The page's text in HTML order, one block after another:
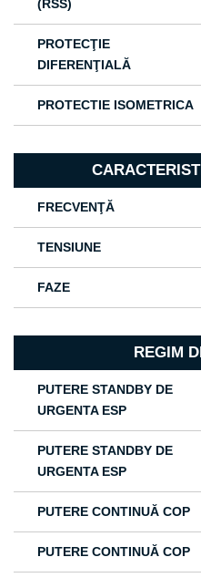
(RSS)
PROTECŢIE
DIFERENŢIALĂ
PROTECTIE ISOMETRICA
FRECVENŢĂ
TENSIUNE
FAZE
REGIM
PUTERE STANDBY DE
URGENTA ESP
PUTERE STANDBY DE
URGENTA ESP
PUTERE CONTINUĂ COP
PUTERE CONTINUĂ COP